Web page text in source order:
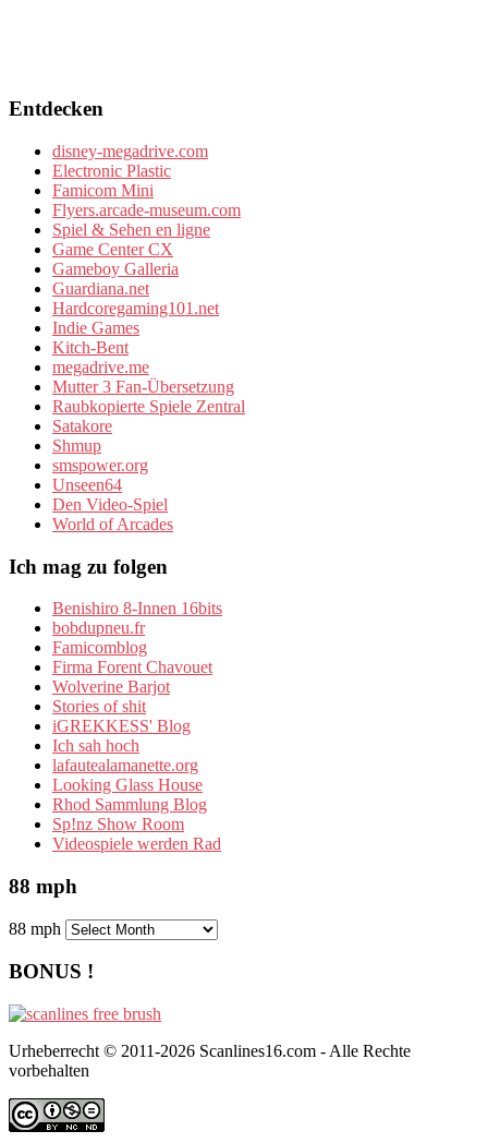
Entdecken
disney-megadrive.com
Electronic Plastic
Famicom Mini
Flyers.arcade-museum.com
Spiel & Sehen en ligne
Game Center CX
Gameboy Galleria
Guardiana.net
Hardcoregaming101.net
Indie Games
Kitch-Bent
megadrive.me
Mutter 3 Fan-Übersetzung
Raubkopierte Spiele Zentral
Satakore
Shmup
smspower.org
Unseen64
Den Video-Spiel
World of Arcades
Ich mag zu folgen
Benishiro 8-Innen 16bits
bobdupneu.fr
Famicomblog
Firma Forent Chavouet
Wolverine Barjot
Stories of shit
iGREKKESS' Blog
Ich sah hoch
lafautealamanette.org
Looking Glass House
Rhod Sammlung Blog
Sp!nz Show Room
Videospiele werden Rad
88 mph
88 mph
BONUS !
Urheberrecht © 2011-2026 Scanlines16.com - Alle Rechte
vorbehalten